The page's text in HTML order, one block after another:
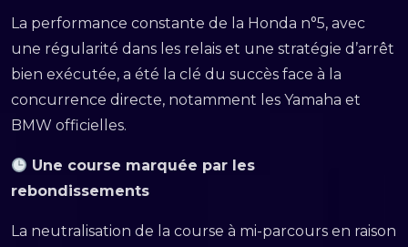
La performance constante de la Honda n°5, avec
une régularité dans les relais et une stratégie d’arrêt
bien exécutée, a été la clé du succès face à la
concurrence directe, notamment les Yamaha et
BMW officielles.
Une course marquée par les
rebondissements
La neutralisation de la course à mi-parcours en raison